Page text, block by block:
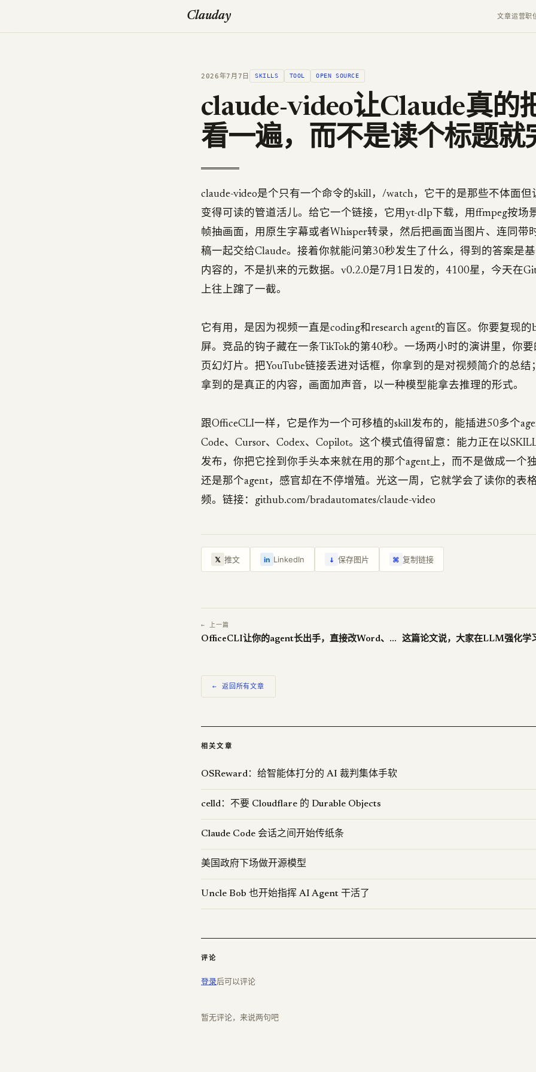
Clauday 文章运营职
2026年7月7日 SKILLS TOOL OPEN SOURCE
claude-video让Claude真的
看一遍，而不是读个标题就
claude-video是个只有一个命令的skill，/watch，它干的是那些不体面但
变得可读的管道活儿。给它一个链接，它用yt-dlp下载，用ffmpeg按场
帧抽画面，用原生字幕或者Whisper转录，然后把画面当图片、连同带
稿一起交给Claude。接着你就能问第30秒发生了什么，得到的答案是
内容的，不是扒来的元数据。v0.2.0是7月1日发的，4100星，今天在
上往上蹿了一截。
它有用，是因为视频一直是coding和research agent的盲区。你要复现的
屏。竞品的钩子藏在一条TikTok的第40秒。一场两小时的演讲里，你
页幻灯片。把YouTube链接丢进对话框，你拿到的是对视频简介的总结
拿到的是真正的内容，画面加声音，以一种模型能拿去推理的形式。
跟OfficeCLI一样，它是作为一个可移植的skill发布的，能插进50多个
Code、Cursor、Codex、Copilot。这个模式值得留意：能力正在以
发布，你把它拴到你手头本来就在用的那个agent上，而不是做成一个
还是那个agent，感官却在不停增殖。光这一周，它就学会了读你的表
频。链接：github.com/bradautomates/claude-video
𝕏 推文 in LinkedIn ↓ 保存图片 ⌘ 复制链接
← 上一篇
OfficeCLI让你的agent长出手，直接改Word、Excel和PPT
← 返回所有文章
相关文章
OSReward：给智能体打分的 AI 裁判集体手软
celld：不要 Cloudflare 的 Durable Objects
Claude Code 会话之间开始传纸条
美国政府下场做开源模型
Uncle Bob 也开始指挥 AI Agent 干活了
评论
登录后可以评论
暂无评论，来说两句吧